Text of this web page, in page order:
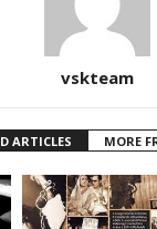
vskteam
ARTICLES MORE